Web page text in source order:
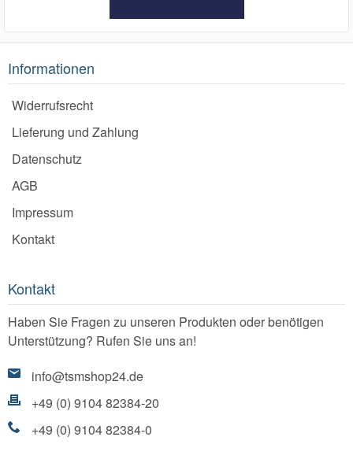
Informationen
Widerrufsrecht
Lieferung und Zahlung
Datenschutz
AGB
Impressum
Kontakt
Kontakt
Haben Sie Fragen zu unseren Produkten oder benötigen
Unterstützung? Rufen Sie uns an!
info@tsmshop24.de
+49 (0) 9104 82384-20
+49 (0) 9104 82384-0